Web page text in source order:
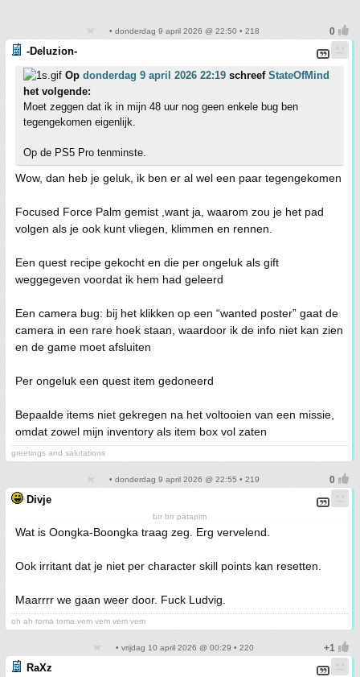
• donderdag 9 april 2026 @ 22:50 • 218
-Deluzion-
Op donderdag 9 april 2026 22:19 schreef StateOfMind
het volgende:
Moet zeggen dat ik in mijn 48 uur nog geen enkele bug ben
tegengekomen eigenlijk.
Op de PS5 Pro tenminste.
Wow, dan heb je geluk, ik ben er al wel een paar tegengekomen
Focused Force Palm gemist ,want ja, waarom zou je het pad
volgen als je ook kunt vliegen, klimmen en rennen.
Een quest recipe gekocht en die per ongeluk als gift
weggegeven voordat ik hem had geleerd
Een camera bug: bij het klikken op een “wanted poster” gaat de
camera in een rare hoek staan, waardoor ik de info niet kan zien
en de game moet afsluiten
Per ongeluk een quest item gedoneerd
Bepaalde items niet gekregen na het voltooien van een missie,
omdat zowel mijn inventory als item box vol zaten
greetings and salutations
• donderdag 9 april 2026 @ 22:55 • 219
Divje
brr brr patapim
Wat is Oongka-Boongka traag zeg. Erg vervelend.
Ook irritant dat je niet per character skill points kan resetten.
Maarrrr we gaan weer door. Fuck Ludvig.
oh ah toma toma vem vem vem vem
• vrijdag 10 april 2026 @ 00:29 • 220
RaXz